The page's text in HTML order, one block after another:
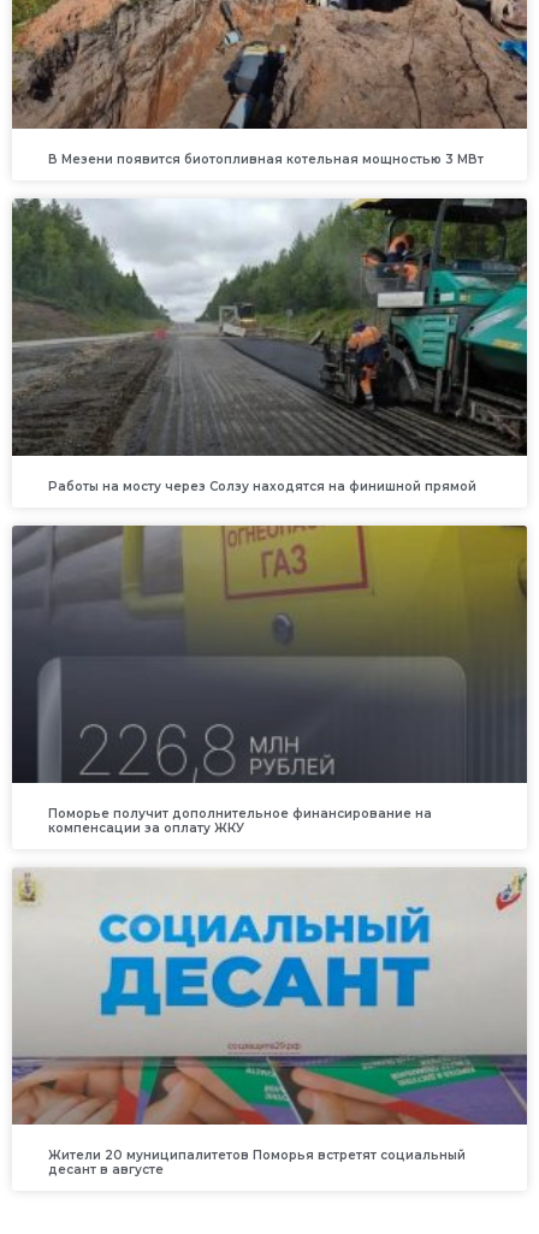
В Мезени появится биотопливная котельная мощностью 3 МВт
Работы на мосту через Солзу находятся на финишной прямой
Поморье получит дополнительное финансирование на
компенсации за оплату ЖКУ
Жители 20 муниципалитетов Поморья встретят социальный
десант в августе